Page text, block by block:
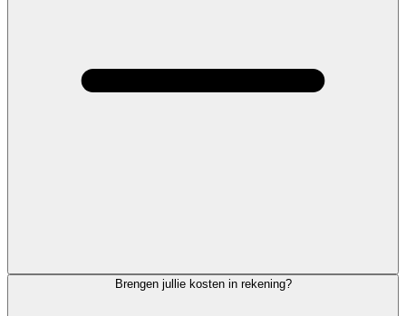
Brengen jullie kosten in rekening?